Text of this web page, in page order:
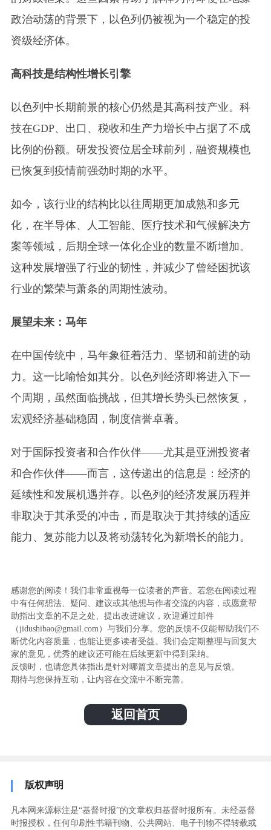
政治动荡的背景下，以色列仍被视为一个稳定的投
资级经济体。
高科技是结构性增长引擎
以色列中长期前景的核心仍然是其高科技产业。科
技在GDP、出口、税收和生产力增长中占据了不成
比例的份额。研发投资位居全球前列，融资规模也
已恢复到疫情前强劲时期的水平。
如今，该行业的结构比以往周期更加成熟和多元
化，在半导体、人工智能、医疗技术和气候解决方
案等领域，后期全球一体化企业的数量不断增加。
这种发展增强了行业的韧性，并减少了曾经困扰该
行业的繁荣与萧条的周期性波动。
展望未来：马年
在中国传统中，马年象征着活力、坚韧和前进的动
力。这一比喻恰如其分。以色列经济即将进入下一
个周期，虽然面临挑战，但其增长势头已然恢复，
宏观经济基础稳固，制度信誉卓著。
对于国际投资者和合作伙伴——尤其是亚洲投资者
和合作伙伴——而言，这传递出的信息是：经济的
延续性和发展机遇并存。以色列的经济发展历程并
非取决于其承受的冲击，而是取决于其持续的适应
能力、复苏能力以及将动荡转化为新增长的能力。
感谢您的阅读！我们非常重视每一位读者的声音。若您在阅读过程
中有任何想法、疑问、建议或其他想与作者交流的内容，或愿意帮
助指出文章的不足之处、提出改进建议，欢迎通过邮件
（jidushibao@gmail.com）与我们分享。您的反馈不仅能帮助我们不
断优化内容质量，也能让更多读者受益。我们会定期整理与回复大
家的意见，优秀的建议还可能在后续更新中得到采纳。
反馈时，也请您具体指出是针对哪篇文章提出的意见与反馈。
期待与您保持互动，让内容在交流中不断完善。
返回首页
版权声明
凡本网来源标注是“基督时报”的文章权归基督时报所有。未经基督
时报授权，任何印刷性书籍刊物、公共网站、电子刊物不得转载或